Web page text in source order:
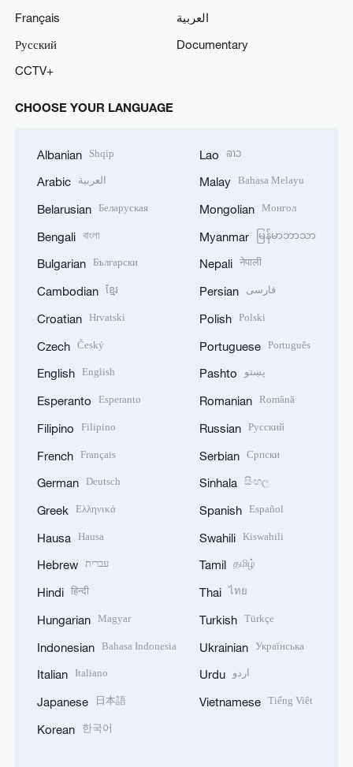
Français
العربية
Русский
Documentary
CCTV+
CHOOSE YOUR LANGUAGE
Albanian Shqip
Arabic العربية
Belarusian Беларуская
Bengali বাংলা
Bulgarian Български
Cambodian ខ្មែរ
Croatian Hrvatski
Czech Český
English English
Esperanto Esperanto
Filipino Filipino
French Français
German Deutsch
Greek Ελληνικά
Hausa Hausa
Hebrew עברית
Hindi हिन्दी
Hungarian Magyar
Indonesian Bahasa Indonesia
Italian Italiano
Japanese 日本語
Korean 한국어
Lao ລາວ
Malay Bahasa Melayu
Mongolian Монгол
Myanmar မြန်မာဘာသာ
Nepali नेपाली
Persian فارسی
Polish Polski
Portuguese Português
Pashto پښتو
Romanian Română
Russian Русский
Serbian Српски
Sinhala සිංහල
Spanish Español
Swahili Kiswahili
Tamil தமிழ்
Thai ไทย
Turkish Türkçe
Ukrainian Українська
Urdu اردو
Vietnamese Tiếng Việt